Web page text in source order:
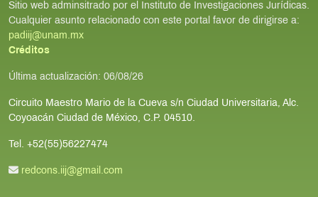
Sitio web adminsitrado por el Instituto de Investigaciones Jurídicas.
Cualquier asunto relacionado con este portal favor de dirigirse a:
padiij@unam.mx
Créditos
Última actualización: 06/08/26
Circuito Maestro Mario de la Cueva s/n Ciudad Universitaria, Alc.
Coyoacán Ciudad de México, C.P. 04510.
Tel. +52(55)56227474
redcons.iij@gmail.com